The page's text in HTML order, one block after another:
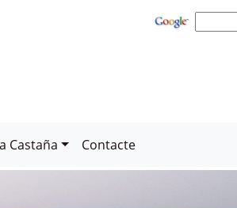
Castaña Contacte